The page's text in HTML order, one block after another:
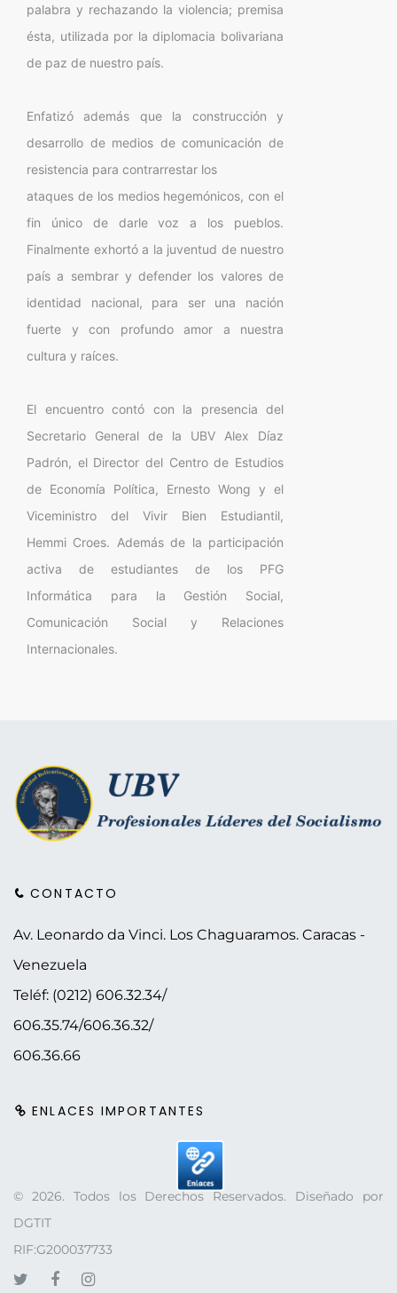
palabra y rechazando la violencia; premisa
ésta, utilizada por la diplomacia bolivariana
de paz de nuestro país.
Enfatizó además que la construcción y
desarrollo de medios de comunicación de
resistencia para contrarrestar los
ataques de los medios hegemónicos, con el
fin único de darle voz a los pueblos.
Finalmente exhortó a la juventud de nuestro
país a sembrar y defender los valores de
identidad nacional, para ser una nación
fuerte y con profundo amor a nuestra
cultura y raíces.
El encuentro contó con la presencia del
Secretario General de la UBV Alex Díaz
Padrón, el Director del Centro de Estudios
de Economía Política, Ernesto Wong y el
Viceministro del Vivir Bien Estudiantil,
Hemmi Croes. Además de la participación
activa de estudiantes de los PFG
Informática para la Gestión Social,
Comunicación Social y Relaciones
Internacionales.
CONTACTO
Av. Leonardo da Vinci. Los Chaguaramos. Caracas -
Venezuela
Teléf: (0212) 606.32.34/
606.35.74/606.36.32/
606.36.66
ENLACES IMPORTANTES
© 2026. Todos los Derechos Reservados. Diseñado por
DGTIT
RIF:G200037733